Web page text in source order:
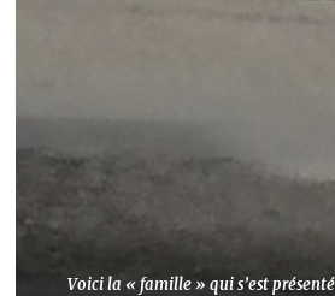
Voici la « famille » qui s’est